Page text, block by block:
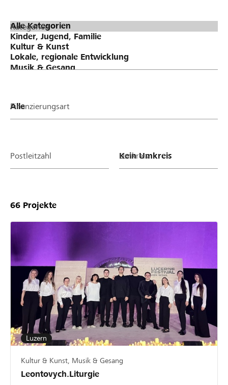
Kategorien
Finanzierungsart
Postleitzahl Umkreis
66 Projekte
Luzern
Kultur & Kunst, Musik & Gesang
Leontovych.Liturgie